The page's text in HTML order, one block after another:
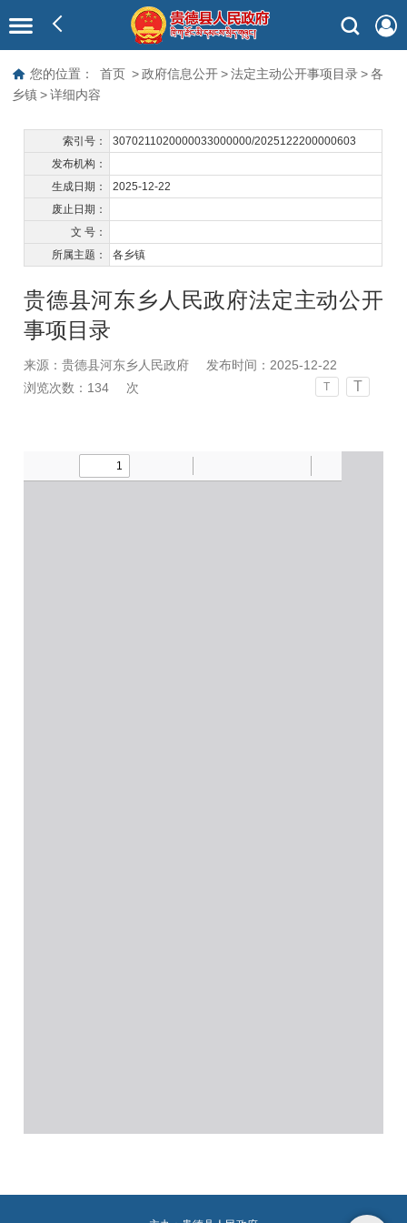
您的位置： 首页 > 政府信息公开 > 法定主动公开事项目录 > 各
乡镇 > 详细内容
索引号：
3070211020000033000000/2025122200000603
发布机构：
生成日期：
2025-12-22
废止日期：
文 号：
所属主题：
各乡镇
贵德县河东乡人民政府法定主动公开
事项目录
来源：贵德县河东乡人民政府
发布时间：2025-12-22
浏览次数： 134 次 T T